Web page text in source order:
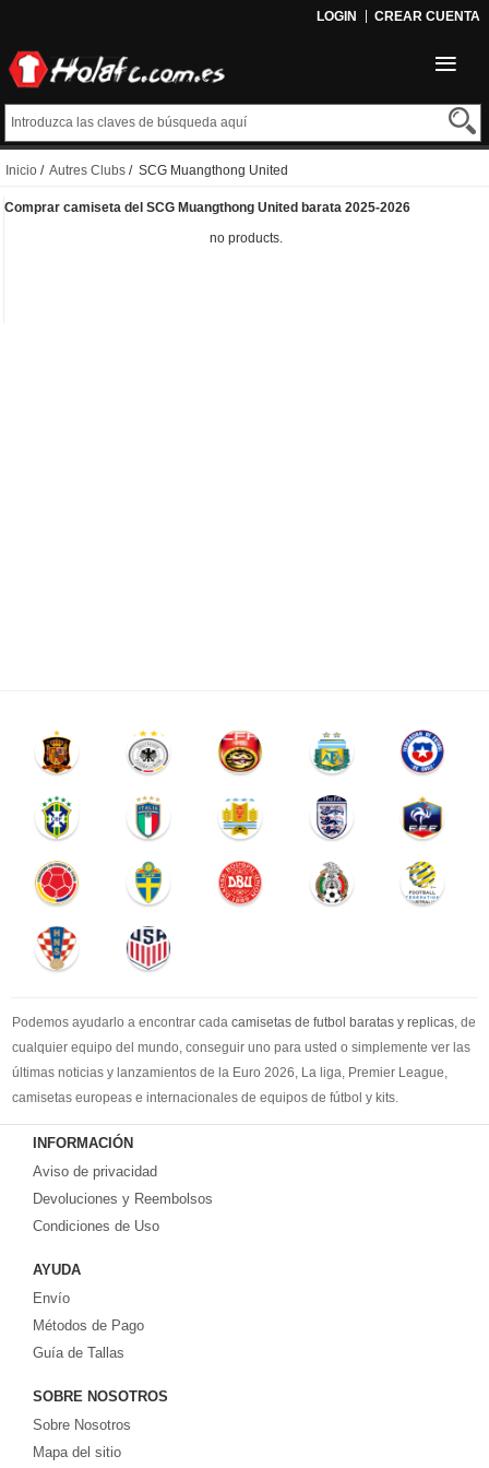
LOGIN CREAR CUENTA
Inicio / Autres Clubs / SCG Muangthong United
Comprar camiseta del SCG Muangthong United barata 2025-2026
no products.
Podemos ayudarlo a encontrar cada camisetas de futbol baratas y replicas , de
cualquier equipo del mundo, conseguir uno para usted o simplemente ver las
últimas noticias y lanzamientos de la Euro 2026, La liga, Premier League,
camisetas europeas e internacionales de equipos de fútbol y kits.
Comprecamisetas de futbol baratasen la tienda deportiva más grande de
Europa. ¡Grandes ofertas en todas las camisetas del club de fútbol, ​​kits
europeos e internacionales, todo a los precios más bajos!
Compre nuestra gran selección de
equipaciones, camisetas y un portero a partir de €17.6. Diseños de fútbol
INFORMACIÓN
Aviso de privacidad
Devoluciones y Reembolsos
Condiciones de Uso
AYUDA
Envío
Métodos de Pago
Guía de Tallas
SOBRE NOSOTROS
Sobre Nosotros
Mapa del sitio